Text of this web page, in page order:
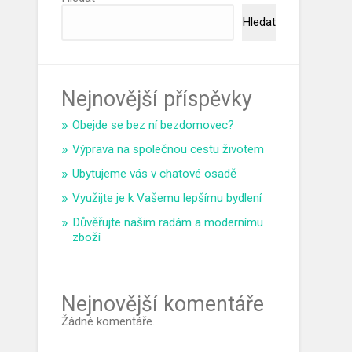
Hledat
Nejnovější příspěvky
Obejde se bez ní bezdomovec?
Výprava na společnou cestu životem
Ubytujeme vás v chatové osadě
Využijte je k Vašemu lepšímu bydlení
Důvěřujte našim radám a modernímu
zboží
Nejnovější komentáře
Žádné komentáře.